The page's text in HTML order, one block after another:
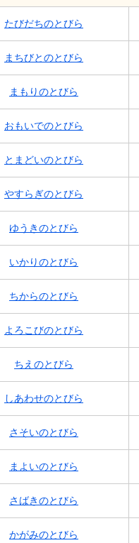
たびだちのとびら
まちびとのとびら
まもりのとびら
おもいでのとびら
とまどいのとびら
やすらぎのとびら
ゆうきのとびら
いかりのとびら
ちからのとびら
よろこびのとびら
ちえのとびら
しあわせのとびら
さそいのとびら
まよいのとびら
さばきのとびら
かがみのとびら